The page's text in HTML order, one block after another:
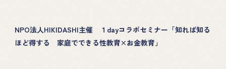
NPO法人HIKIDASHI主催 １dayコラボセミナー「知れば知る
ほど得する 家庭でできる性教育×お金教育」